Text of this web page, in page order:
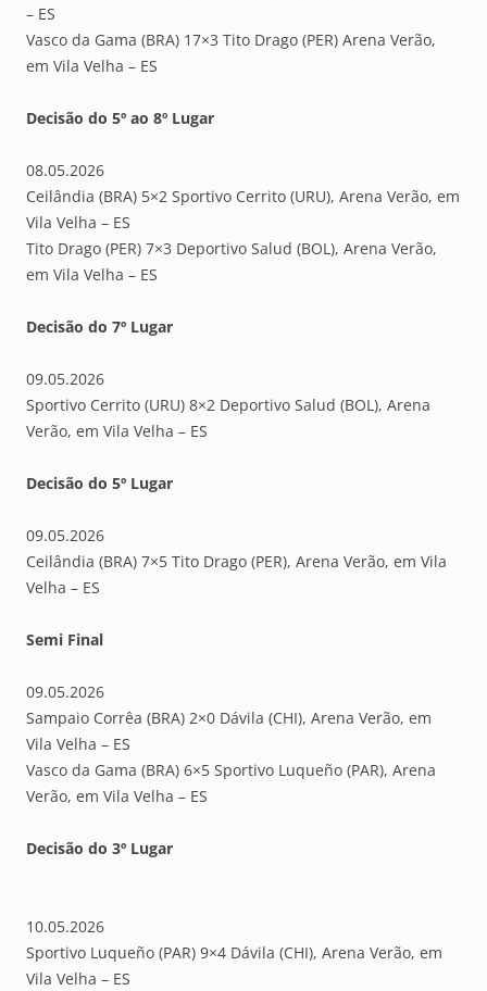
– ES
Vasco da Gama (BRA) 17×3 Tito Drago (PER) Arena Verão,
em Vila Velha – ES
Decisão do 5º ao 8º Lugar
08.05.2026
Ceilândia (BRA) 5×2 Sportivo Cerrito (URU), Arena Verão, em
Vila Velha – ES
Tito Drago (PER) 7×3 Deportivo Salud (BOL), Arena Verão,
em Vila Velha – ES
Decisão do 7º Lugar
09.05.2026
Sportivo Cerrito (URU) 8×2 Deportivo Salud (BOL), Arena
Verão, em Vila Velha – ES
Decisão do 5º Lugar
09.05.2026
Ceilândia (BRA) 7×5 Tito Drago (PER), Arena Verão, em Vila
Velha – ES
Semi Final
09.05.2026
Sampaio Corrêa (BRA) 2×0 Dávila (CHI), Arena Verão, em
Vila Velha – ES
Vasco da Gama (BRA) 6×5 Sportivo Luqueño (PAR), Arena
Verão, em Vila Velha – ES
Decisão do 3º Lugar
10.05.2026
Sportivo Luqueño (PAR) 9×4 Dávila (CHI), Arena Verão, em
Vila Velha – ES